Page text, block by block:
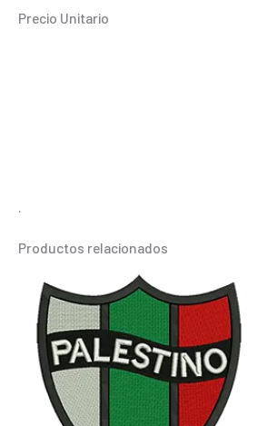
Precio Unitario
Productos relacionados